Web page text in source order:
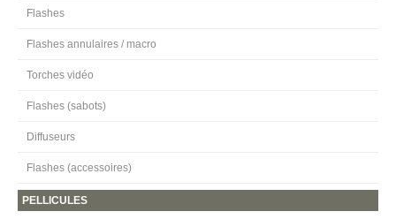
Flashes
Flashes annulaires / macro
Torches vidéo
Flashes (sabots)
Diffuseurs
Flashes (accessoires)
PELLICULES